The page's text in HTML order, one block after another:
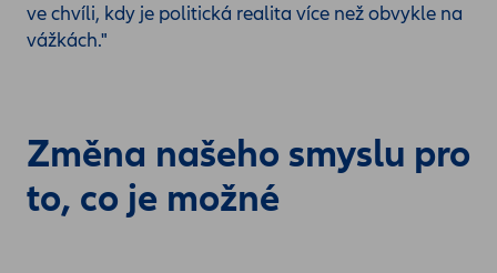
ve chvíli, kdy je politická realita více než obvykle na
vážkách."
Změna našeho smyslu pro
to, co je možné